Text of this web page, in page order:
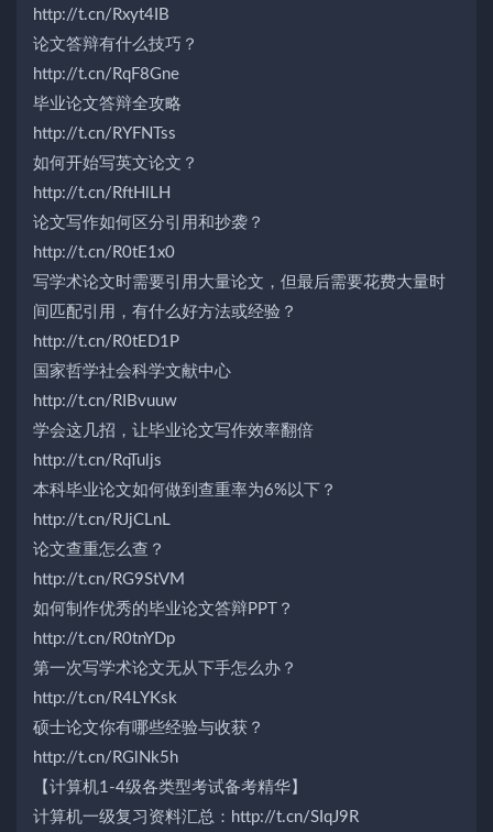
http://t.cn/Rxyt4IB
论文答辩有什么技巧？
http://t.cn/RqF8Gne
毕业论文答辩全攻略
http://t.cn/RYFNTss
如何开始写英文论文？
http://t.cn/RftHlLH
论文写作如何区分引用和抄袭？
http://t.cn/R0tE1x0
写学术论文时需要引用大量论文，但最后需要花费大量时
间匹配引用，有什么好方法或经验？
http://t.cn/R0tED1P
国家哲学社会科学文献中心
http://t.cn/RIBvuuw
学会这几招，让毕业论文写作效率翻倍
http://t.cn/RqTuljs
本科毕业论文如何做到查重率为6%以下？
http://t.cn/RJjCLnL
论文查重怎么查？
http://t.cn/RG9StVM
如何制作优秀的毕业论文答辩PPT？
http://t.cn/R0tnYDp
第一次写学术论文无从下手怎么办？
http://t.cn/R4LYKsk
硕士论文你有哪些经验与收获？
http://t.cn/RGlNk5h
【计算机1-4级各类型考试备考精华】
计算机一级复习资料汇总：http://t.cn/SIqJ9R